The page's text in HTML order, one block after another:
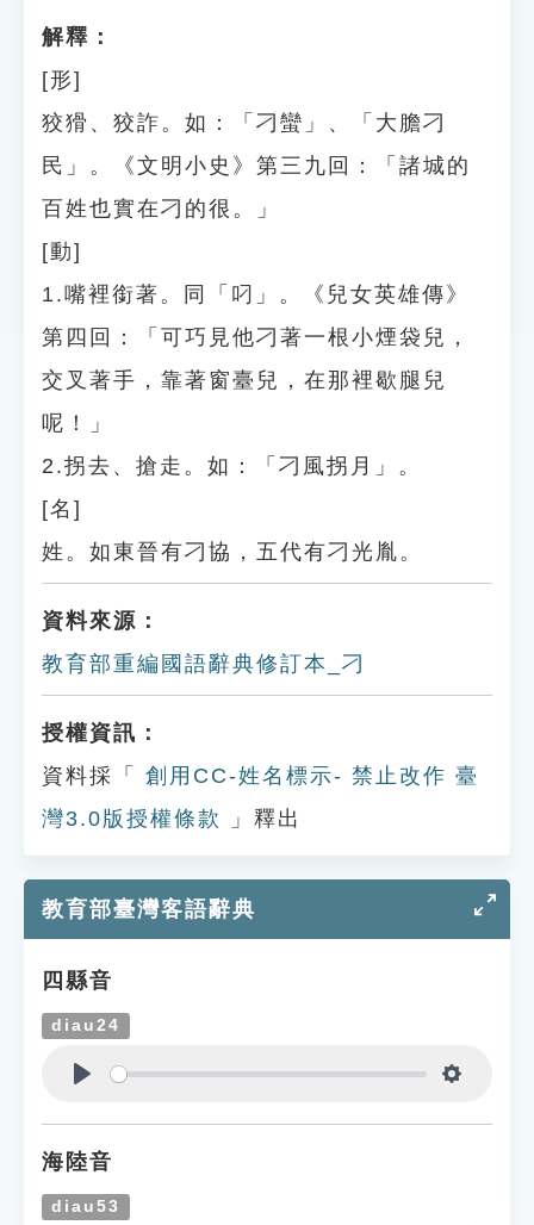
解釋：
[形]
狡猾、狡詐。如：「刁蠻」、「大膽刁
民」。《文明小史》第三九回：「諸城的
百姓也實在刁的很。」
[動]
1.嘴裡銜著。同「叼」。《兒女英雄傳》
第四回：「可巧見他刁著一根小煙袋兒，
交叉著手，靠著窗臺兒，在那裡歇腿兒
呢！」
2.拐去、搶走。如：「刁風拐月」。
[名]
姓。如東晉有刁協，五代有刁光胤。
資料來源：
教育部重編國語辭典修訂本_刁
授權資訊：
資料採「
創用CC-姓名標示- 禁止改作 臺
灣3.0版授權條款
」釋出
教育部臺灣客語辭典
四縣音
diau24
海陸音
diau53